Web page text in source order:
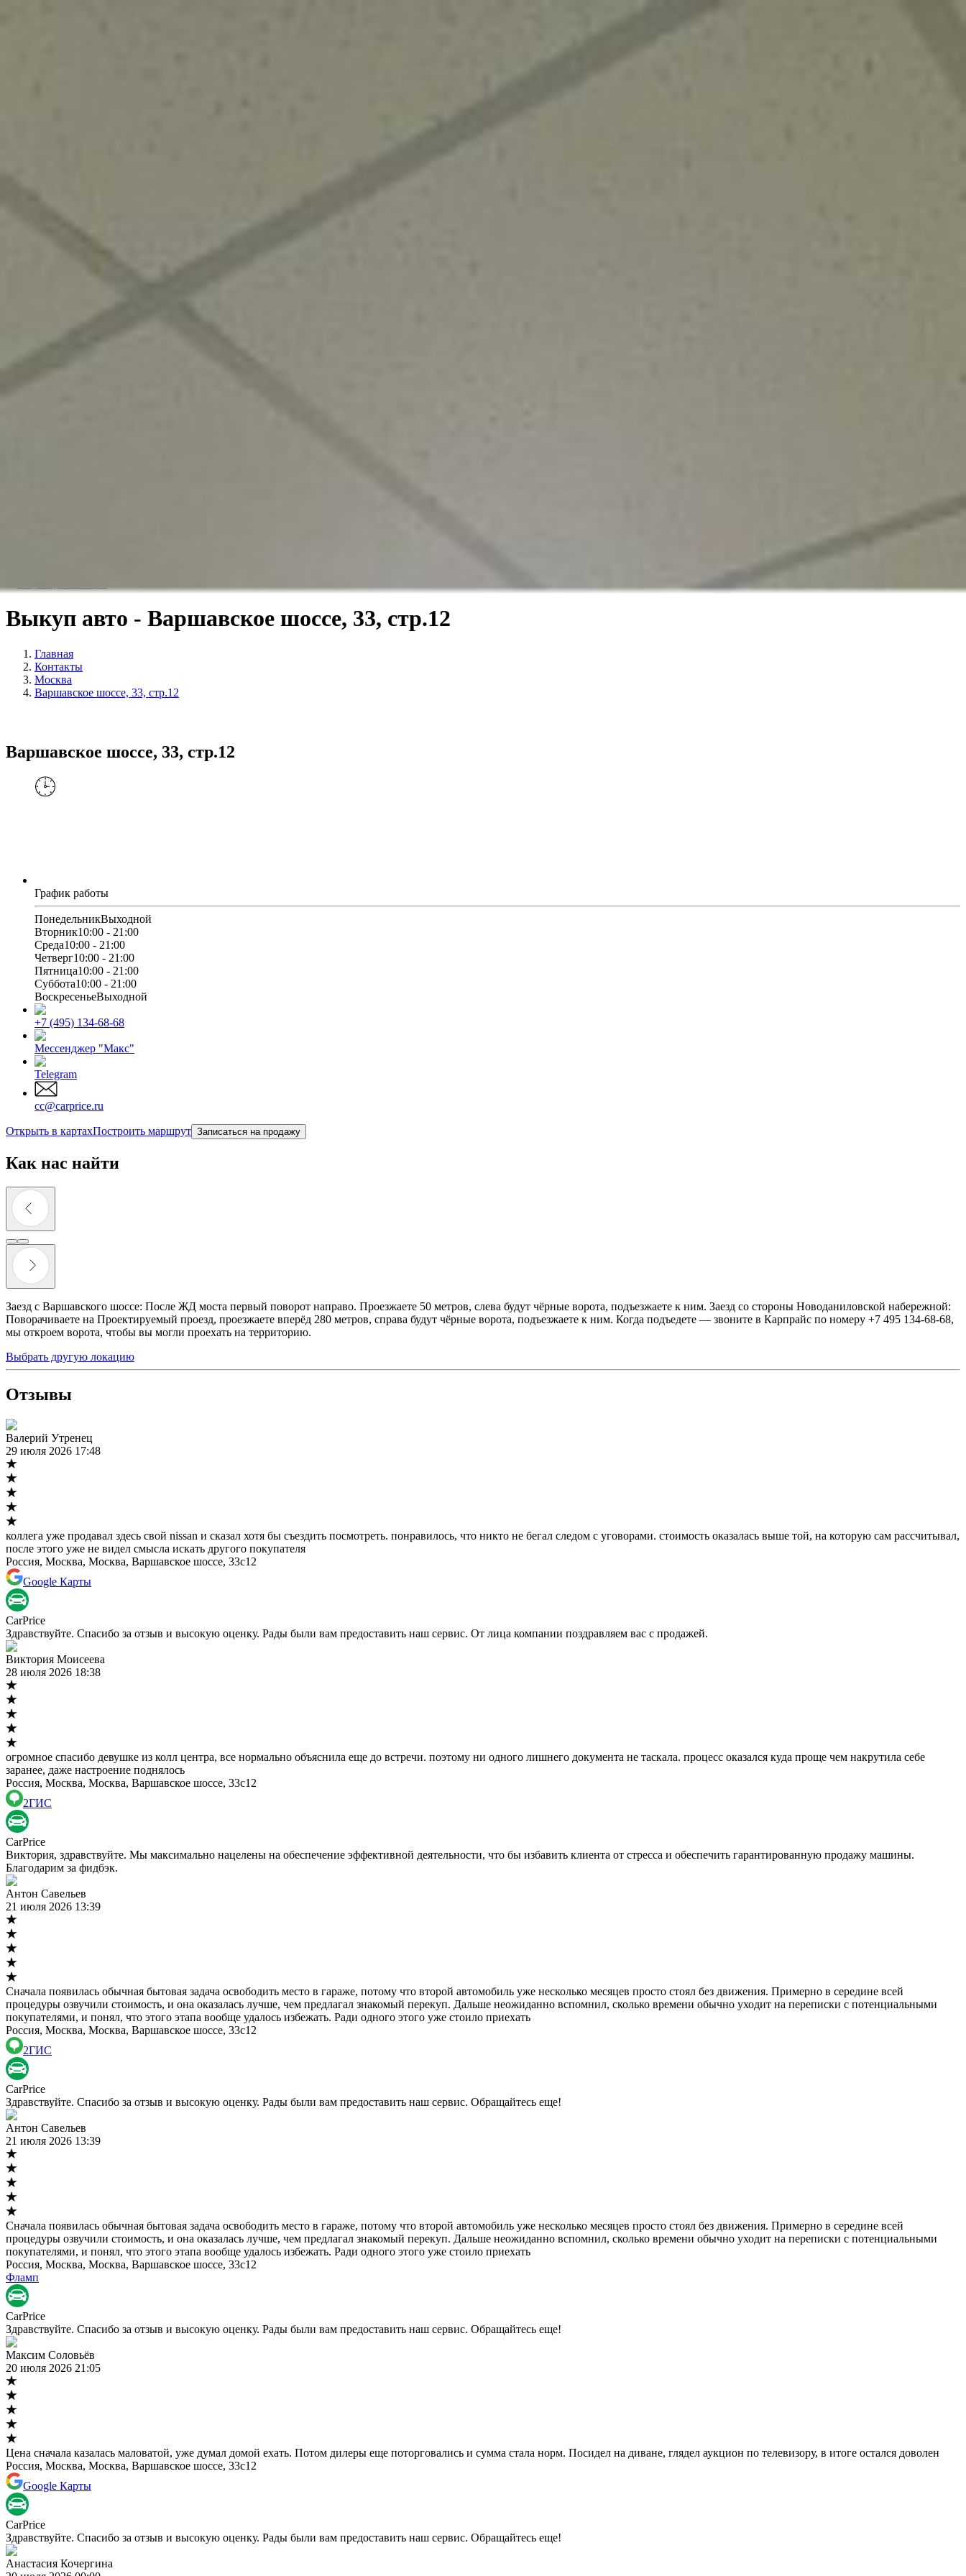
Работа у нас
Пошаговая инструкция
Выкуп авто - Варшавское шоссе, 33, стр.12
Главная
Контакты
Москва
Варшавское шоссе, 33, стр.12
Варшавское шоссе, 33, стр.12
График работы
ПонедельникВыходной
Вторник10:00 - 21:00
Среда10:00 - 21:00
Четверг10:00 - 21:00
Пятница10:00 - 21:00
Суббота10:00 - 21:00
ВоскресеньеВыходной
+7 (495) 134-68-68
Мессенджер "Макс"
Telegram
cc@carprice.ru
Открыть в картахПостроить маршрут Записаться на продажу
Как нас найти
Заезд с Варшавского шоссе: После ЖД моста первый поворот направо. Проезжаете 50 метров, слева будут чёрные ворота, подъезжаете к ним. Заезд со стороны Новоданиловской набережной:
Поворачиваете на Проектируемый проезд, проезжаете вперёд 280 метров, справа будут чёрные ворота, подъезжаете к ним. Когда подъедете — звоните в Карпрайс по номеру +7 495 134-68-68,
мы откроем ворота, чтобы вы могли проехать на территорию.
Выбрать другую локацию
Отзывы
Валерий Утренец
29 июля 2026 17:48
коллега уже продавал здесь свой nissan и сказал хотя бы съездить посмотреть. понравилось, что никто не бегал следом с уговорами. стоимость оказалась выше той, на которую сам рассчитывал,
после этого уже не видел смысла искать другого покупателя
Россия, Москва, Москва, Варшавское шоссе, 33с12
Google Карты
CarPrice
Здравствуйте. Спасибо за отзыв и высокую оценку. Рады были вам предоставить наш сервис. От лица компании поздравляем вас с продажей.
Виктория Моисеева
28 июля 2026 18:38
огромное спасибо девушке из колл центра, все нормально объяснила еще до встречи. поэтому ни одного лишнего документа не таскала. процесс оказался куда проще чем накрутила себе
заранее, даже настроение поднялось
Россия, Москва, Москва, Варшавское шоссе, 33с12
2ГИС
CarPrice
Виктория, здравствуйте. Мы максимально нацелены на обеспечение эффективной деятельности, что бы избавить клиента от стресса и обеспечить гарантированную продажу машины.
Благодарим за фидбэк.
Антон Савельев
21 июля 2026 13:39
Сначала появилась обычная бытовая задача освободить место в гараже, потому что второй автомобиль уже несколько месяцев просто стоял без движения. Примерно в середине всей
процедуры озвучили стоимость, и она оказалась лучше, чем предлагал знакомый перекуп. Дальше неожиданно вспомнил, сколько времени обычно уходит на переписки с потенциальными
покупателями, и понял, что этого этапа вообще удалось избежать. Ради одного этого уже стоило приехать
Россия, Москва, Москва, Варшавское шоссе, 33с12
2ГИС
CarPrice
Здравствуйте. Спасибо за отзыв и высокую оценку. Рады были вам предоставить наш сервис. Обращайтесь еще!
Антон Савельев
21 июля 2026 13:39
Сначала появилась обычная бытовая задача освободить место в гараже, потому что второй автомобиль уже несколько месяцев просто стоял без движения. Примерно в середине всей
процедуры озвучили стоимость, и она оказалась лучше, чем предлагал знакомый перекуп. Дальше неожиданно вспомнил, сколько времени обычно уходит на переписки с потенциальными
покупателями, и понял, что этого этапа вообще удалось избежать. Ради одного этого уже стоило приехать
Россия, Москва, Москва, Варшавское шоссе, 33с12
Фламп
CarPrice
Здравствуйте. Спасибо за отзыв и высокую оценку. Рады были вам предоставить наш сервис. Обращайтесь еще!
Максим Соловьёв
20 июля 2026 21:05
Цена сначала казалась маловатой, уже думал домой ехать. Потом дилеры еще поторговались и сумма стала норм. Посидел на диване, глядел аукцион по телевизору, в итоге остался доволен
Россия, Москва, Москва, Варшавское шоссе, 33с12
Google Карты
CarPrice
Здравствуйте. Спасибо за отзыв и высокую оценку. Рады были вам предоставить наш сервис. Обращайтесь еще!
Анастасия Кочергина